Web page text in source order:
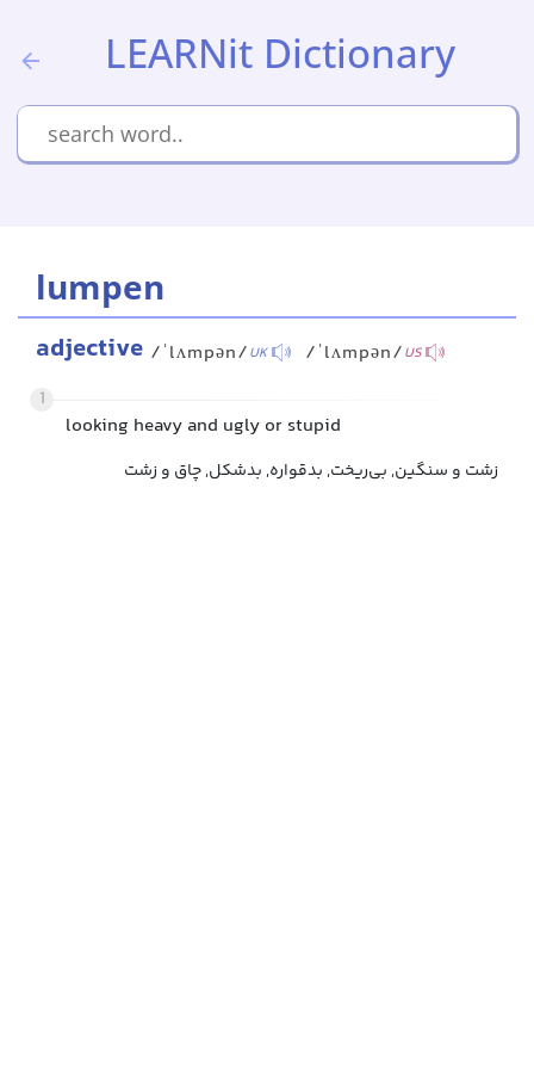
LEARNit Dictionary
lumpen
adjective /ˈlʌmpən/UK /ˈlʌmpən/US
1
looking heavy and ugly or stupid
زشت و سنگین, بی‌ریخت, بدقواره, بدشکل, چاق و زشت